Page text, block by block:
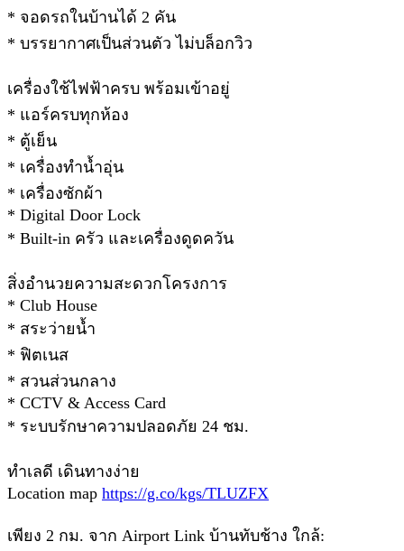
* จอดรถในบ้านได้ 2 คัน
* บรรยากาศเป็นส่วนตัว ไม่บล็อกวิว
เครื่องใช้ไฟฟ้าครบ พร้อมเข้าอยู่
* แอร์ครบทุกห้อง
* ตู้เย็น
* เครื่องทำน้ำอุ่น
* เครื่องซักผ้า
* Digital Door Lock
* Built-in ครัว และเครื่องดูดควัน
สิ่งอำนวยความสะดวกโครงการ
* Club House
* สระว่ายน้ำ
* ฟิตเนส
* สวนส่วนกลาง
* CCTV & Access Card
* ระบบรักษาความปลอดภัย 24 ชม.
ทำเลดี เดินทางง่าย
Location map https://g.co/kgs/TLUZFX
เพียง 2 กม. จาก Airport Link บ้านทับช้าง ใกล้: